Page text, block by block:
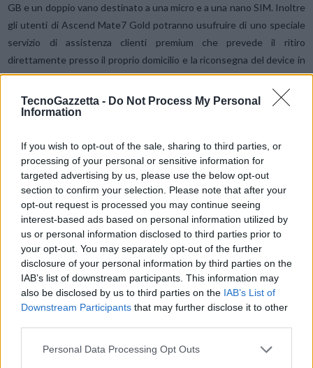
TecnoGazzetta - Do Not Process My Personal
Information
If you wish to opt-out of the sale, sharing to third parties, or
processing of your personal or sensitive information for
targeted advertising by us, please use the below opt-out
section to confirm your selection. Please note that after your
opt-out request is processed you may continue seeing
interest-based ads based on personal information utilized by
us or personal information disclosed to third parties prior to
your opt-out. You may separately opt-out of the further
disclosure of your personal information by third parties on the
IAB’s list of downstream participants. This information may
also be disclosed by us to third parties on the IAB’s List of
Downstream Participants that may further disclose it to other
Personal Data Processing Opt Outs
GB e un doppio vano destinato a una micro e a una nano SIM. Inoltre
gli utenti di Ascend Mate7 Gold potranno usufruire di uno speciale
servizio di assistenza clienti premium che prevede il ritiro
direttamente presso il proprio domicilio e la riconsegna del device in
tre giorni lavorativi.
Grazie alla sua avanzata tecnologia, Ascend Mate7 è stato scelto da
turisti che ogni hanno visitano il Pantheon di Roma e la Basilica di
San Marco a Venezia. ConAscend Mate7i visitatori avranno la
possibilità di accedere a contenuti multimediali online e offline, di
scattare foto e condividerle istantaneamente sui social network.
Ascend Mate7 Gold, il primo smartphone dual-sim di fascia alta mai
lanciato da Huawei in Italia, disponibile da inizio dicembre presso le
principali insegne del mercato retail al prezzo di € 599, dimostra le
nostre grandi ambizioni nel mercato consumer dove abbiamo
triplicato la quota di mercato nella fascia premium in Q3 e
conquistato una notorietà oramai attestata anche dai numerosi
riconoscimenti internazionali –ha dichiarato Daniele De Grandis,